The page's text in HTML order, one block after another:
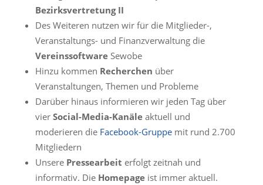
Bezirksvertretung II
Des Weiteren nutzen wir für die Mitglieder-,
Veranstaltungs- und Finanzverwaltung die
VereinssoftwareSewobe
Hinzu kommen Recherchen über
Veranstaltungen, Themen und Probleme
Darüber hinaus informieren wir jeden Tag über
vier Social-Media-Kanäleaktuell und
moderieren die Facebook-Gruppemit rund 2.700
Mitgliedern
Unsere Pressearbeit erfolgt zeitnah und
informativ. Die Homepageist immer aktuell.